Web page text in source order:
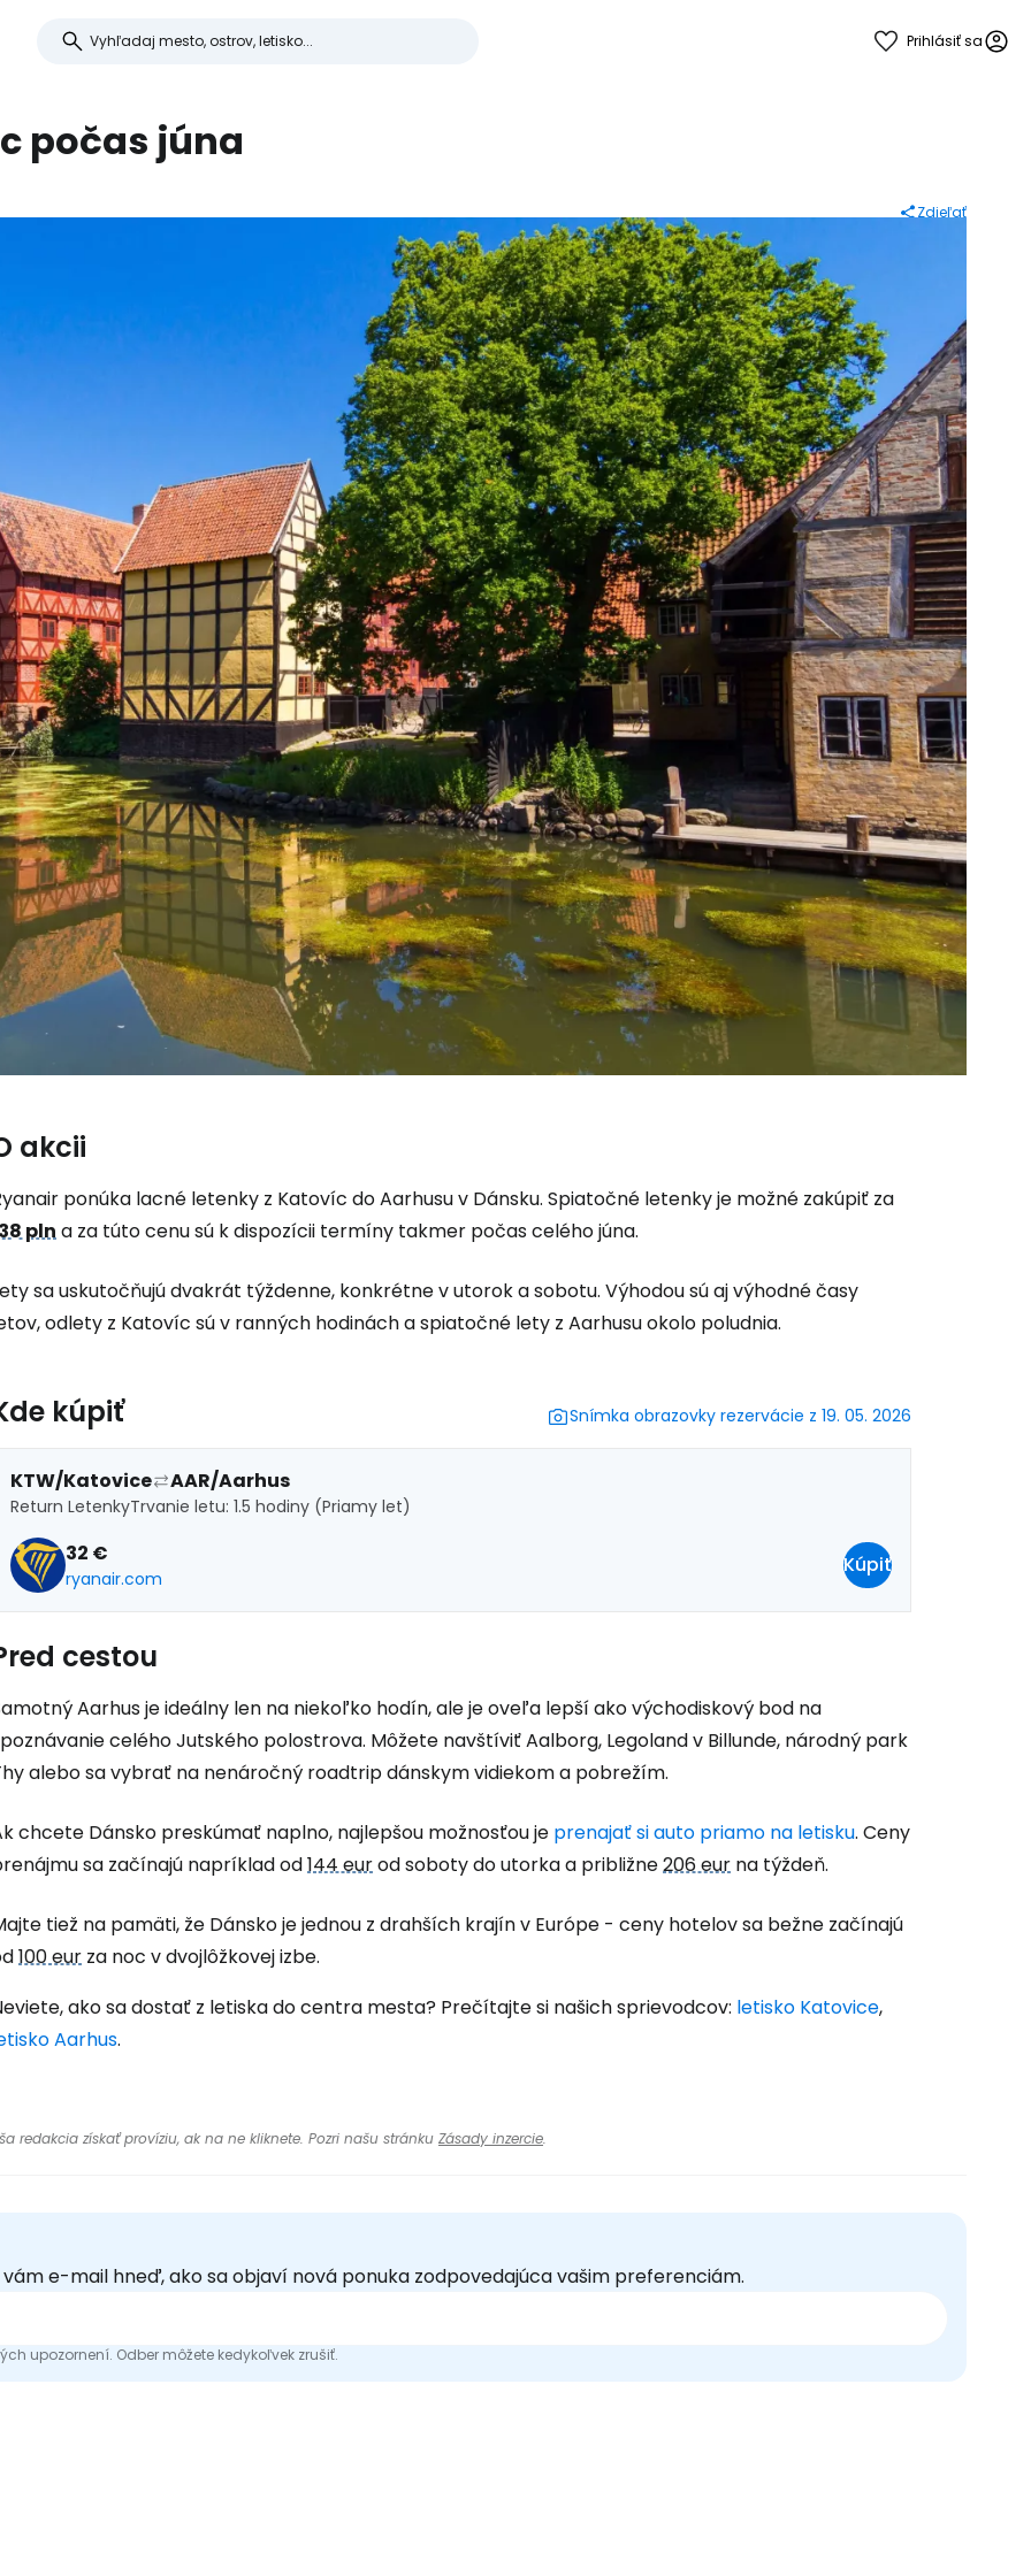
Prihlásiť sa
počas júna
Zdieľať
akcii
ponúka lacné letenky z Katovíc do Aarhusu v Dánsku. Spiatočné letenky je možné zakúpiť za
plna za túto cenu sú k dispozícii termíny takmer počas celého júna.
sa uskutočňujú dvakrát týždenne, konkrétne v utorok a sobotu. Výhodou sú aj výhodné časy
odlety z Katovíc sú v ranných hodinách a spiatočné lety z Aarhusu okolo poludnia.
kúpiť Snímka obrazovky rezervácie z 19. 05. 2026
KTW/Katovice AAR/Aarhus
Return LetenkyTrvanie letu: 1.5 hodiny (Priamy let)
32 €
ryanair.com
Kúpiť
cestou
Aarhus je ideálny len na niekoľko hodín, ale je oveľa lepší ako východiskový bod na
celého Jutského polostrova. Môžete navštíviť Aalborg, Legoland v Billunde, národný park
alebo sa vybrať na nenáročný roadtrip dánskym vidiekom a pobrežím.
chcete Dánsko preskúmať naplno, najlepšou možnosťou je prenajať si auto priamo na letisku. Ceny
sa začínajú napríklad od144 eurod soboty do utorka a približne206 eur na týždeň.
tiež na pamäti, že Dánsko je jednou z drahších krajín v Európe - ceny hotelov sa bežne začínajú
100 eur za noc v dvojlôžkovej izbe.
ako sa dostať z letiska do centra mesta? Prečítajte si našich sprievodcov: letisko Katovice,
Aarhus.
redakcia získať províziu, ak na ne kliknete. Pozri našu stránku Zásady inzercie.
e-mail hneď, ako sa objaví nová ponuka zodpovedajúca vašim preferenciám.
upozornení. Odber môžete kedykoľvek zrušiť.
Prihláste sa do služby
Cestee
... celosvetovej komunity cestovateľov
Pokračovať so službou Google